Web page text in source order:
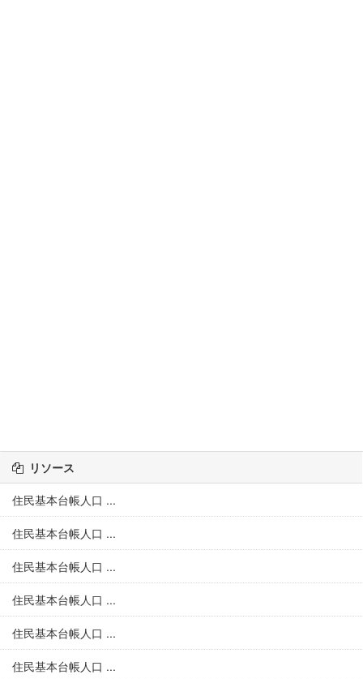
リソース
住民基本台帳人口 ...
住民基本台帳人口 ...
住民基本台帳人口 ...
住民基本台帳人口 ...
住民基本台帳人口 ...
住民基本台帳人口 ...